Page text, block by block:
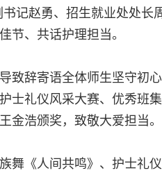
记赵勇、招生就业处处长
节、共话护理担当。
致辞寄语全体师生坚守初
士礼仪风采大赛、优秀班
金浩颁奖，致敬大爱担当。
舞《人间共鸣》、护士礼